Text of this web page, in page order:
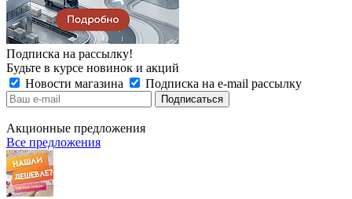
Подписка на рассылку!
Будьте в курсе новинок и акций
Новости магазина
Подписка на e-mail рассылку
Акционные предложения
Все предложения